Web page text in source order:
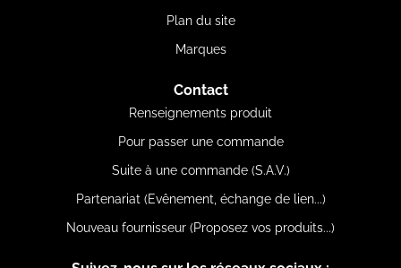
Plan du site
Marques
Contact
Renseignements produit
Pour passer une commande
Suite à une commande (S.A.V.)
Partenariat (Evênement, échange de lien...)
Nouveau fournisseur (Proposez vos produits...)